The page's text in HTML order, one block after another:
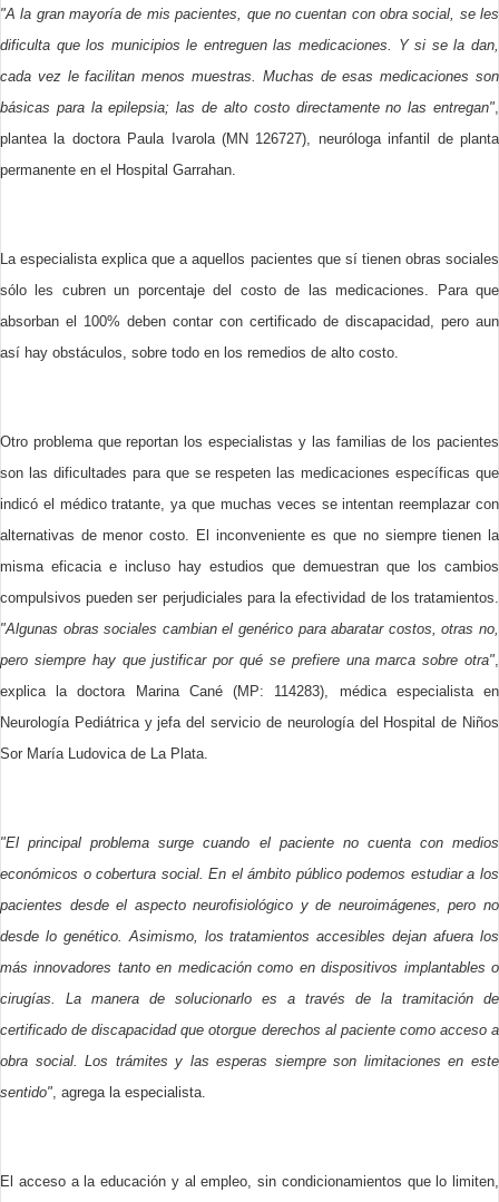
"A la gran mayoría de mis pacientes, que no cuentan con obra social, se les
dificulta que los municipios le entreguen las medicaciones. Y si se la dan,
cada vez le facilitan menos muestras. Muchas de esas medicaciones son
básicas para la epilepsia; las de alto costo directamente no las entregan",
plantea la doctora Paula Ivarola (MN 126727), neuróloga infantil de planta
permanente en el Hospital Garrahan.
La especialista explica que a aquellos pacientes que sí tienen obras sociales
sólo les cubren un porcentaje del costo de las medicaciones. Para que
absorban el 100% deben contar con certificado de discapacidad, pero aun
así hay obstáculos, sobre todo en los remedios de alto costo.
Otro problema que reportan los especialistas y las familias de los pacientes
son las dificultades para que se respeten las medicaciones específicas que
indicó el médico tratante, ya que muchas veces se intentan reemplazar con
alternativas de menor costo. El inconveniente es que no siempre tienen la
misma eficacia e incluso hay estudios que demuestran que los cambios
compulsivos pueden ser perjudiciales para la efectividad de los tratamientos.
"Algunas obras sociales cambian el genérico para abaratar costos, otras no,
pero siempre hay que justificar por qué se prefiere una marca sobre otra",
explica la doctora Marina Cané (MP: 114283), médica especialista en
Neurología Pediátrica y jefa del servicio de neurología del Hospital de Niños
Sor María Ludovica de La Plata.
"El principal problema surge cuando el paciente no cuenta con medios
económicos o cobertura social. En el ámbito público podemos estudiar a los
pacientes desde el aspecto neurofisiológico y de neuroimágenes, pero no
desde lo genético. Asimismo, los tratamientos accesibles dejan afuera los
más innovadores tanto en medicación como en dispositivos implantables o
cirugías. La manera de solucionarlo es a través de la tramitación de
certificado de discapacidad que otorgue derechos al paciente como acceso a
obra social. Los trámites y las esperas siempre son limitaciones en este
sentido", agrega la especialista.
El acceso a la educación y al empleo, sin condicionamientos que lo limiten,